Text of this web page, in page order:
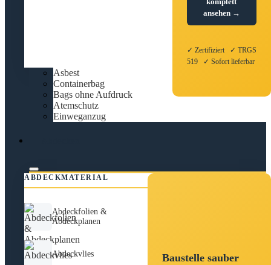
ansehen →
✓ Zertifiziert ✓ TRGS
519 ✓ Sofort lieferbar
Asbest
Containerbag
Bags ohne Aufdruck
Atemschutz
Einweganzug
ABDECKMATERIAL
Abdeckfolien &
Abdeckplanen
Abdeckvlies
Baustelle sauber